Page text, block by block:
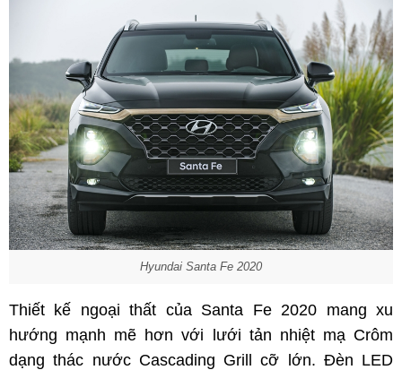
Hyundai Santa Fe 2020
Thiết kế ngoại thất của Santa Fe 2020 mang xu
hướng mạnh mẽ hơn với lưới tản nhiệt mạ Crôm
dạng thác nước Cascading Grill cỡ lớn. Đèn LED